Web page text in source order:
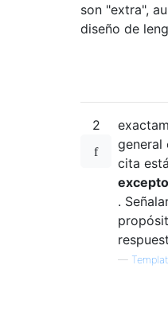
son "extra",
diseño de
2
general
cita
.
—